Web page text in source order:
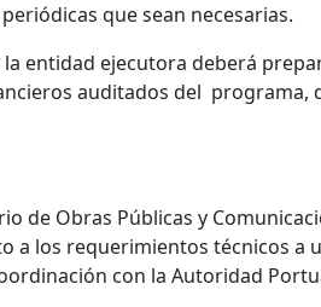
que sean necesarias.
entidad ejecutora deberá
auditados del
de Obras Públicas y
a los requerimientos técnicos
con la Autoridad